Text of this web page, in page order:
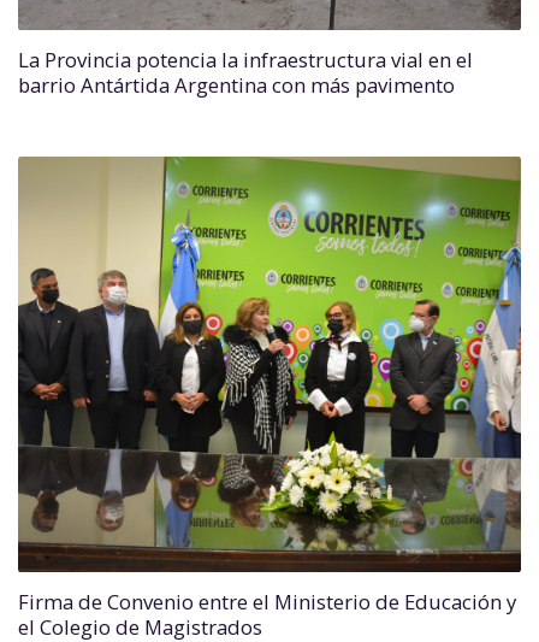
La Provincia potencia la infraestructura vial en el
barrio Antártida Argentina con más pavimento
Firma de Convenio entre el Ministerio de Educación y
el Colegio de Magistrados